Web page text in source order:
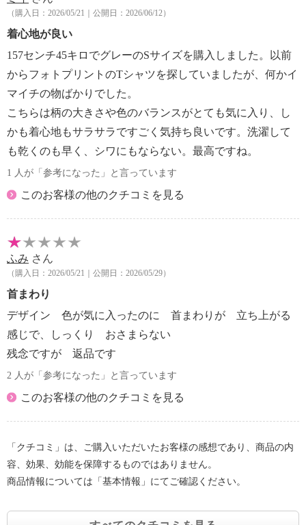
（購入日：2026/05/21｜公開日：2026/06/12）
着心地が良い
157センチ45キロでグレーのSサイズを購入しました。以前
からフォトプリントのTシャツを探していましたが、何かイ
マイチの物ばかりでした。
こちらは柄の大きさや色のバランスがとても気に入り、し
かも着心地もサラサラですごく気持ち良いです。洗濯して
も乾くのも早く、シワにもならない。最高ですね。
1 人が「参考になった」と言っています
このお客様の他のクチコミを見る
ふみ さん
（購入日：2026/05/21｜公開日：2026/05/29）
首まわり
デザイン 色が気に入ったのに 首まわりが 立ち上がる
感じで、しっくり おさまらない
残念ですが 返品です
2 人が「参考になった」と言っています
このお客様の他のクチコミを見る
「クチコミ」は、ご購入いただいたお客様の感想であり、商品の内
容、効果、効能を保障するものではありません。
商品情報については「基本情報」にてご確認ください。